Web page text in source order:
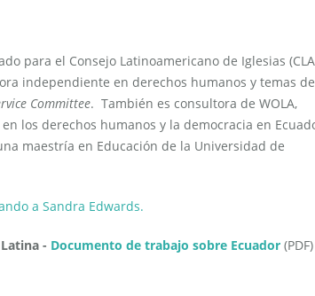
para el Consejo Latinoamericano de Iglesias
independiente en derechos humanos y temas de
Committee. También es consultora de WOLA,
los derechos humanos y la democracia en
maestría en Educación de la Universidad de
a Sandra Edwards.
- Documento de trabajo sobre Ecuador (PDF)